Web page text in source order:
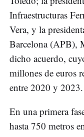
Infraestructuras
Vera, y la
Barcelona (APB),
dicho acuerdo,
millones de euros
entre 2020 y 2023.
En una primera
hasta 750 metros